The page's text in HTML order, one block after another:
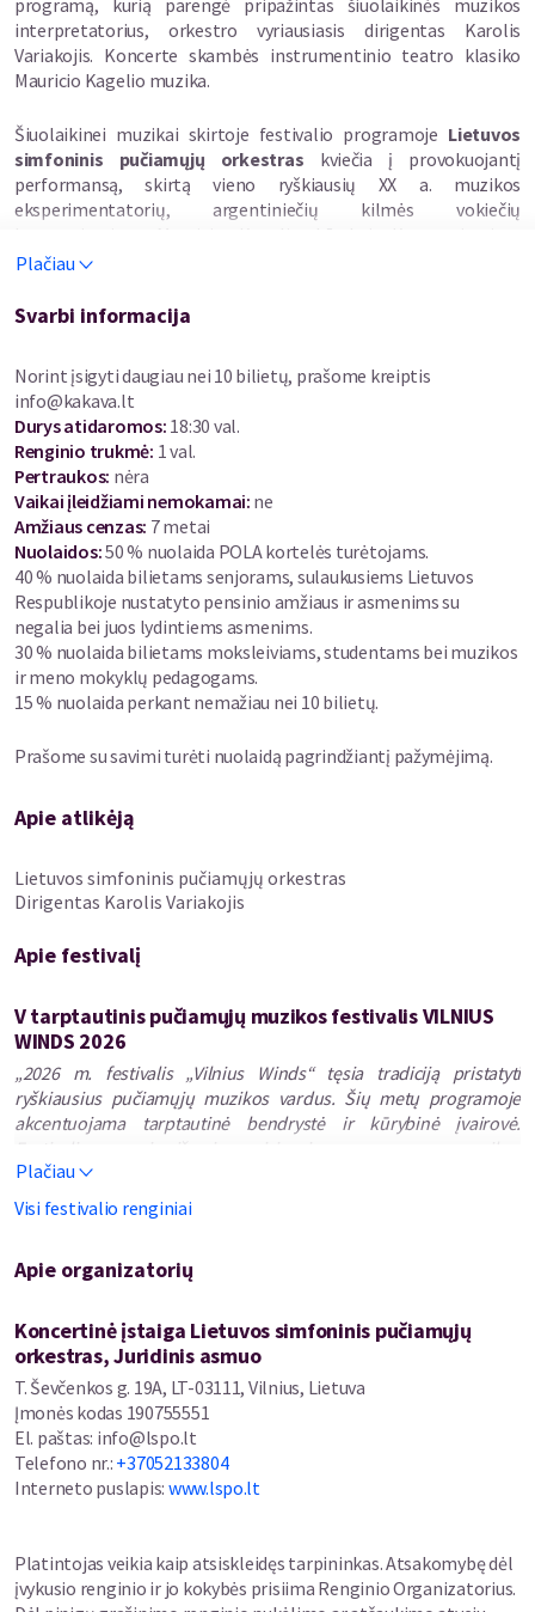
programą, kurią parengė pripažintas šiuolaikinės muzikos
interpretatorius, orkestro vyriausiasis dirigentas Karolis
Variakojis. Koncerte skambės instrumentinio teatro klasiko
Mauricio Kagelio muzika.
Šiuolaikinei muzikai skirtoje festivalio programoje Lietuvos
simfoninis pučiamųjų orkestras kviečia į provokuojantį
performansą, skirtą vieno ryškiausių XX a. muzikos
eksperimentatorių, argentiniečių kilmės vokiečių
vardas neatsiejamas nuo instrumentinio teatro, kuriame
Kūrėjas siekė, kad muzika būtų ne tik girdima, bet ir stebima,
prarasti“ ir radijo pjesė „Tribūnas“ dekonstruoja maršo žanrą
(tradiciškai siejamą su karine galia ir disciplina) bei paverčia jį
manipuliacijos įrankiu, įtraukdamos klausytoją į ironišką dialogą
apie valdžią ir visuomenę.
Karolis Variakojis2015 m. baigė dirigavimo studijas Lietuvos
muzikos ir teatro akademijoje, prof. Juozo Domarko klasėje.
2015–2020 m. vadovavo Alytaus jaunimo simfoniniam orkestrui
„Svajonė“, nuo 2020-ųjų yra Lietuvos simfoninio pučiamųjų
orkestro vyriausiasis dirigentas. Jis – vienas aktyviausių
šiuolaikinės muzikos interpretatorių, ansamblio „Synaesthesis“
įkūrėjas (kartu su kompozitoriumi Dominyku Digimu), Lietuvos
nacionalinio simfoninio orkestro, Lietuvos valstybinio
simfoninio orkestro, Lietuvos nacionalinio operos ir baleto
dirigentas.
Plačiau
Svarbi informacija
Norint įsigyti daugiau nei 10 bilietų, prašome kreiptis
info@kakava.lt
Durys atidaromos: 18:30 val.
Renginio trukmė: 1 val.
Pertraukos: nėra
Vaikai įleidžiami nemokamai: ne
Amžiaus cenzas: 7 metai
Nuolaidos:50 % nuolaida POLA kortelės turėtojams.
40 % nuolaida bilietams senjorams, sulaukusiems Lietuvos
Respublikoje nustatyto pensinio amžiaus ir asmenims su
negalia bei juos lydintiems asmenims.
30 % nuolaida bilietams moksleiviams, studentams bei muzikos
ir meno mokyklų pedagogams.
15 % nuolaida perkant nemažiau nei 10 bilietų.
Prašome su savimi turėti nuolaidą pagrindžiantį pažymėjimą.
Apie atlikėją
Lietuvos simfoninis pučiamųjų orkestras
Dirigentas Karolis Variakojis
Apie festivalį
V tarptautinis pučiamųjų muzikos festivalis VILNIUS
WINDS 2026
„2026 m. festivalis „Vilnius Winds“ tęsia tradiciją pristatyti
ryškiausius pučiamųjų muzikos vardus. Šių metų programoje
akcentuojama tarptautinė bendrystė ir kūrybinė įvairovė.
Festivalio scenoje išvysime airių, ispanų, norvegų muzikos
žvaigždes, išgirsime naujų kūrinių premjeras, susipažinsime su
rečiau mūsuose skambančia aukščiausio meistriškumo
pučiamųjų muzika. Šventės šeimininkas –
kartą įrodys, kad pučiamųjų muzika neturi ribų.
Festivalio pradžios koncerte LVSO koncertų salėje skambės
ispanų kompozitoriaus Óscaro Navarro muzika, diriguojama
paties autoriaus. Navarro – viena ryškiausių figūrų šių laikų
tarptautinėje pučiamųjų muzikos scenoje. Jo kūryba peržengia
tradicinius pučiamųjų muzikos rėmus ir išlaisvina orkestrą iš
griežto akademinio standarto: jis jungia ispanišką identitetą su
globaliais stiliais, į koncertinę muziką perkelia kino garso takelio
principus ir garsais pasakoja vaizdingas istorijas, nevengia
perteikiančiais skirtingų kultūrų koloritą.
Festivalyje, kaip ir kasmet, Lietuvos simfoninis pučiamųjų
Plačiau
Visi festivalio renginiai
Apie organizatorių
Koncertinė įstaiga Lietuvos simfoninis pučiamųjų
orkestras, Juridinis asmuo
T. Ševčenkos g. 19A, LT-03111, Vilnius, Lietuva
Įmonės kodas 190755551
El. paštas: info@lspo.lt
Telefono nr.: +37052133804
Interneto puslapis: www.lspo.lt
Platintojas veikia kaip atsiskleidęs tarpininkas. Atsakomybę dėl
įvykusio renginio ir jo kokybės prisiima Renginio Organizatorius.